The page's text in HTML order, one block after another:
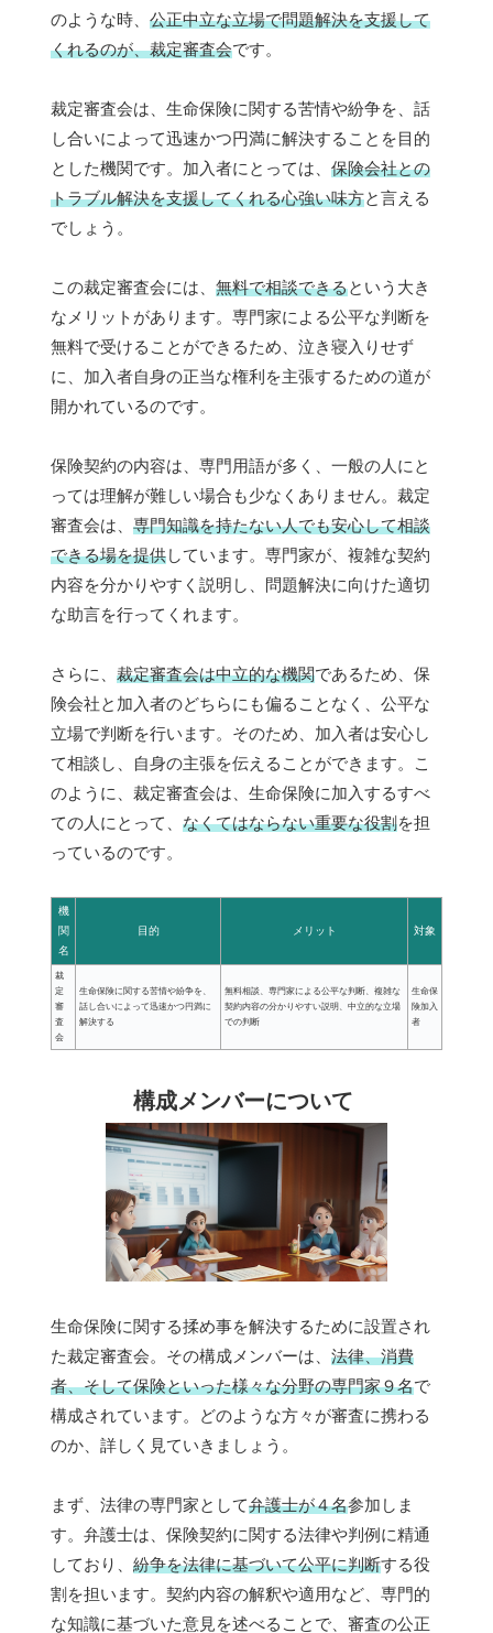
のような時、 公正中立な立場で問題解決を支援して
くれるのが、裁定審査会です。
裁定審査会は、生命保険に関する苦情や紛争を、話
し合いによって迅速かつ円満に解決することを目的
とした機関です。加入者にとっては、 保険会社との
トラブル解決を支援してくれる心強い味方と言える
でしょう。
この裁定審査会には、 無料で相談できるという大き
なメリットがあります。専門家による公平な判断を
無料で受けることができるため、泣き寝入りせず
に、加入者自身の正当な権利を主張するための道が
開かれているのです。
保険契約の内容は、専門用語が多く、一般の人にと
っては理解が難しい場合も少なくありません。裁定
審査会は、 専門知識を持たない人でも安心して相談
できる場を提供しています。専門家が、複雑な契約
内容を分かりやすく説明し、問題解決に向けた適切
な助言を行ってくれます。
さらに、 裁定審査会は中立的な機関であるため、保
険会社と加入者のどちらにも偏ることなく、公平な
立場で判断を行います。そのため、加入者は安心し
て相談し、自身の主張を伝えることができます。こ
のように、裁定審査会は、生命保険に加入するすべ
ての人にとって、 なくてはならない重要な役割を担
っているのです。
機
関
名
目的 メリット 対象
裁
定
審
査
会
生命保険に関する苦情や紛争を、
話し合いによって迅速かつ円満に
解決する
無料相談、専門家による公平な判断、複雑な
契約内容の分かりやすい説明、中立的な立場
での判断
生命保
険加入
者
構成メンバーについて
生命保険に関する揉め事を解決するために設置され
た裁定審査会。その構成メンバーは、 法律、消費
者、そして保険といった様々な分野の専門家９名で
構成されています。どのような方々が審査に携わる
のか、詳しく見ていきましょう。
まず、法律の専門家として弁護士が４名参加しま
す。弁護士は、保険契約に関する法律や判例に精通
しており、 紛争を法律に基づいて公平に判断する役
割を担います。契約内容の解釈や適用など、専門的
な知識に基づいた意見を述べることで、審査の公正